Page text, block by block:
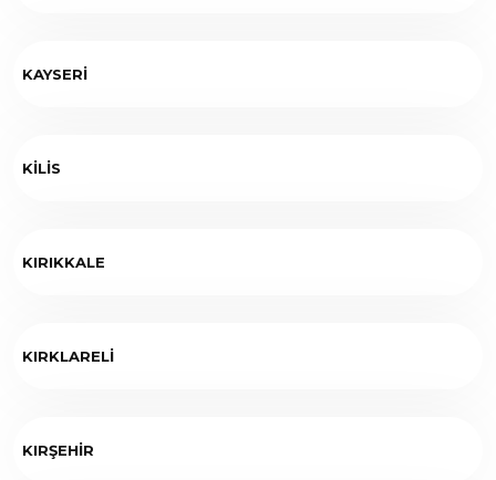
KAYSERİ
KİLİS
KIRIKKALE
KIRKLARELİ
KIRŞEHİR